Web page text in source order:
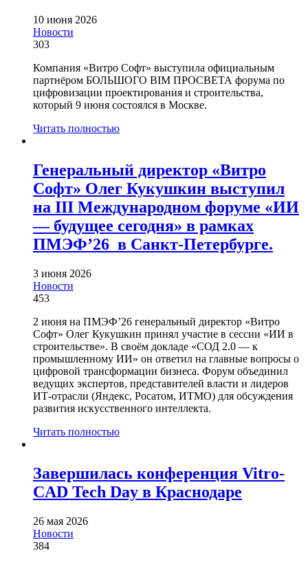
10 июня 2026
Новости
303
Компания «Витро Софт» выступила официальным
партнёром БОЛЬШОГО BIM ПРОСВЕТА форума по
цифровизации проектирования и строительства,
который 9 июня состоялся в Москве.
Читать полностью
Генеральный директор «Витро
Софт» Олег Кукушкин выступил
на III Международном форуме «ИИ
— будущее сегодня» в рамках
ПМЭФ’26 в Санкт-Петербурге.
3 июня 2026
Новости
453
2 июня на ПМЭФ’26 генеральный директор «Витро
Софт» Олег Кукушкин принял участие в сессии «ИИ в
строительстве». В своём докладе «СОД 2.0 — к
промышленному ИИ» он ответил на главные вопросы о
цифровой трансформации бизнеса. Форум объединил
ведущих экспертов, представителей власти и лидеров
ИТ-отрасли (Яндекс, Росатом, ИТМО) для обсуждения
развития искусственного интеллекта.
Читать полностью
Завершилась конференция Vitro-
CAD Tech Day в Краснодаре
26 мая 2026
Новости
384